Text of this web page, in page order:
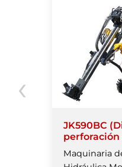
JK590BC
perforación
Maquinaria
‹